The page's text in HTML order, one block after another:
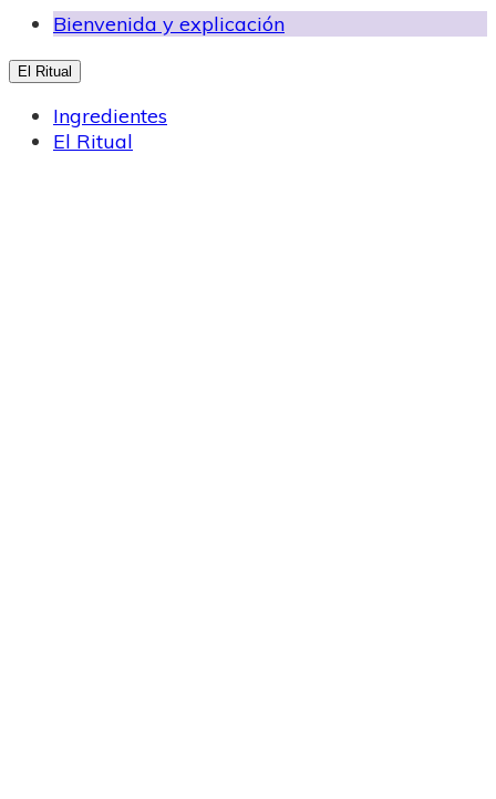
Bienvenida y explicación
El Ritual
Ingredientes
El Ritual